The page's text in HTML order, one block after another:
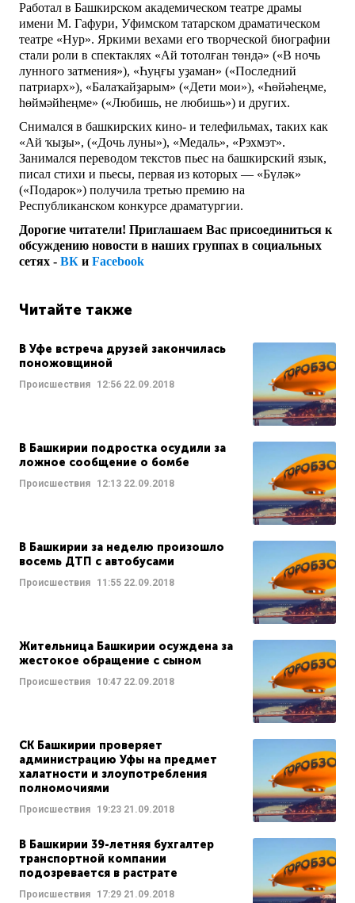
Работал в Башкирском академическом театре драмы
имени М. Гафури, Уфимском татарском драматическом
театре «Нур». Яркими вехами его творческой биографии
стали роли в спектаклях «Ай тотолған төндә» («В ночь
лунного затмения»), «Һуңғы уҙаман» («Последний
патриарх»), «Балаҡайҙарым» («Дети мои»), «Һөйәһеңме,
һөймәйһеңме» («Любишь, не любишь») и других.
Снимался в башкирских кино- и телефильмах, таких как
«Ай ҡыҙы», («Дочь луны»), «Медаль», «Рэхмэт».
Занимался переводом текстов пьес на башкирский язык,
писал стихи и пьесы, первая из которых — «Бүләк»
(«Подарок») получила третью премию на
Республиканском конкурсе драматургии.
Дорогие читатели! Приглашаем Вас присоединиться к
обсуждению новости в наших группах в социальных
сетях - ВК и Facebook
Читайте также
В Уфе встреча друзей закончилась
поножовщиной
Происшествия 12:56 22.09.2018
В Башкирии подростка осудили за
ложное сообщение о бомбе
Происшествия 12:13 22.09.2018
В Башкирии за неделю произошло
восемь ДТП с автобусами
Происшествия 11:55 22.09.2018
Жительница Башкирии осуждена за
жестокое обращение с сыном
Происшествия 10:47 22.09.2018
СК Башкирии проверяет
администрацию Уфы на предмет
халатности и злоупотребления
полномочиями
Происшествия 19:23 21.09.2018
В Башкирии 39-летняя бухгалтер
транспортной компании
подозревается в растрате
Происшествия 17:29 21.09.2018